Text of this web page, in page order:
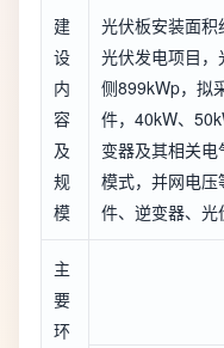
建
设
内
容
及
规
模
光伏板安装面
光伏发电项目
侧899kWp，拟
件，40kW、
变器及其相关
模式，并网电
件、逆变器、光
主
要
环